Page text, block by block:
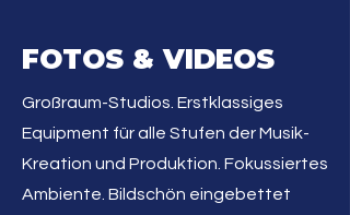
FOTOS & VIDEOS
Großraum-Studios. Erstklassiges
Equipment für alle Stufen der Musik-
Kreation und Produktion. Fokussiertes
Ambiente. Bildschön eingebettet